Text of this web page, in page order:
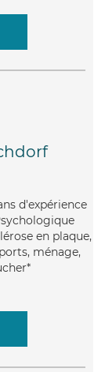
d'expérience
en plaque,
ménage,